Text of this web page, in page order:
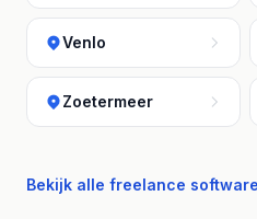
Venlo
Zoetermeer
Bekijk alle freelance